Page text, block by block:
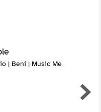
| Beni | Music Me